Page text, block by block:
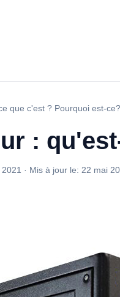
que c'est ? Pourquoi est-ce?
:
· Mis à jour le: 22 mai